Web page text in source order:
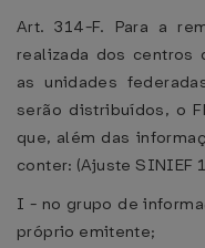
Art. 314-F. Para a
realizada dos centros
as unidades
serão distribuídos, o
que, além das
conter: (Ajuste SINIEF
I - no grupo de
próprio emitente;